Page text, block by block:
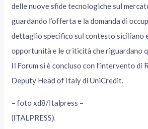
delle nuove sfide tecnologiche sul
guardando l’offerta e la domanda di
dettaglio specifico sul contesto siciliano
opportunità e le criticità che riguardano
Il Forum si è concluso con l’intervento di
Deputy Head of Italy di UniCredit.
– foto xd8/Italpress –
(ITALPRESS).